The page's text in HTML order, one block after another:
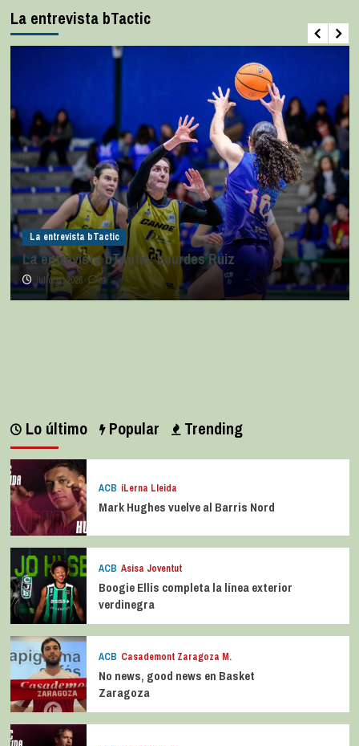
La entrevista bTactic
La entrevista bTactic
La entrevista bTactic: Lourdes Ruiz
julio 11, 2026 0
Lo último Popular Trending
ACB iLerna Lleida
Mark Hughes vuelve al Barris Nord
ACB Asisa Joventut
Boogie Ellis completa la línea exterior
verdinegra
ACB Casademont Zaragoza M.
No news, good news en Basket
Zaragoza